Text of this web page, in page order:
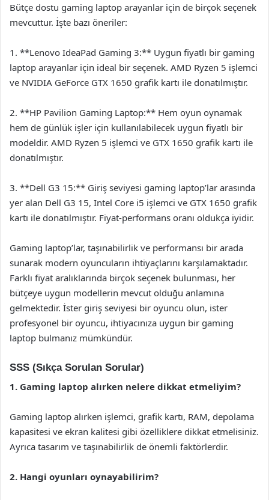
Bütçe dostu gaming laptop arayanlar için de birçok seçenek
mevcuttur. İşte bazı öneriler:
1. **Lenovo IdeaPad Gaming 3:** Uygun fiyatlı bir gaming
laptop arayanlar için ideal bir seçenek. AMD Ryzen 5 işlemci
ve NVIDIA GeForce GTX 1650 grafik kartı ile donatılmıştır.
2. **HP Pavilion Gaming Laptop:** Hem oyun oynamak
hem de günlük işler için kullanılabilecek uygun fiyatlı bir
modeldir. AMD Ryzen 5 işlemci ve GTX 1650 grafik kartı ile
donatılmıştır.
3. **Dell G3 15:** Giriş seviyesi gaming laptop’lar arasında
yer alan Dell G3 15, Intel Core i5 işlemci ve GTX 1650 grafik
kartı ile donatılmıştır. Fiyat-performans oranı oldukça iyidir.
Gaming laptop’lar, taşınabilirlik ve performansı bir arada
sunarak modern oyuncuların ihtiyaçlarını karşılamaktadır.
Farklı fiyat aralıklarında birçok seçenek bulunması, her
bütçeye uygun modellerin mevcut olduğu anlamına
gelmektedir. İster giriş seviyesi bir oyuncu olun, ister
profesyonel bir oyuncu, ihtiyacınıza uygun bir gaming
laptop bulmanız mümkündür.
SSS (Sıkça Sorulan Sorular)
1. Gaming laptop alırken nelere dikkat etmeliyim?
Gaming laptop alırken işlemci, grafik kartı, RAM, depolama
kapasitesi ve ekran kalitesi gibi özelliklere dikkat etmelisiniz.
Ayrıca tasarım ve taşınabilirlik de önemli faktörlerdir.
2. Hangi oyunları oynayabilirim?